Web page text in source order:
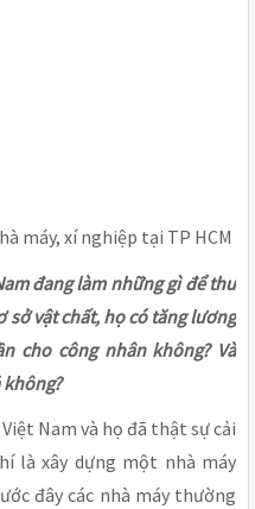
máy, xí nghiệp tại TP HCM
đang làm những gì để thu
sở vật chất, họ có tăng lương
cho công nhân không? Và
Nam và họ đã thật sự cải
là xây dựng một nhà máy
đây các nhà máy thường